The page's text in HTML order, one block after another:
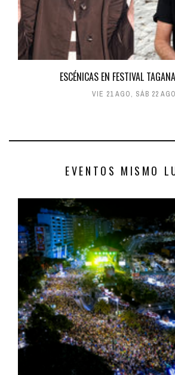
ESCÉNICAS EN FESTIVAL
VIE 21 AGO, SÁB 22 AGO
EVENTOS MISMO